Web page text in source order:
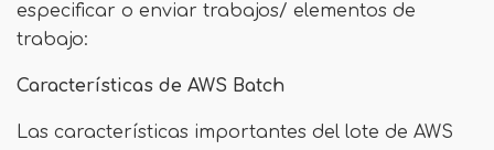
especificar o enviar trabajos/ elementos de
trabajo:
Características de AWS Batch
Las características importantes del lote de AWS